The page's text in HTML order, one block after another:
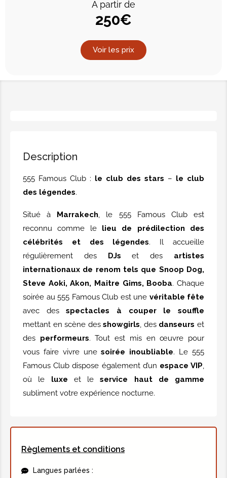
A partir de
250€
Voir les prix
Description
555 Famous Club : le club des stars – le club
des légendes.
Situé à Marrakech, le 555 Famous Club est
reconnu comme le lieu de prédilection des
célébrités et des légendes. Il accueille
régulièrement des DJs et des artistes
internationaux de renom tels que Snoop Dog,
Steve Aoki, Akon, Maitre Gims, Booba. Chaque
soirée au 555 Famous Club est une véritable fête
avec desspectacles à couper le souffle
mettant en scène desshowgirls, des danseurs et
des performeurs. Tout est mis en œuvre pour
vous faire vivre unesoirée inoubliable. Le 555
Famous Club dispose également d’un espace VIP,
où le luxe et leservice haut de gamme
subliment votre expérience nocturne.
Règlements et conditions
Langues parlées :